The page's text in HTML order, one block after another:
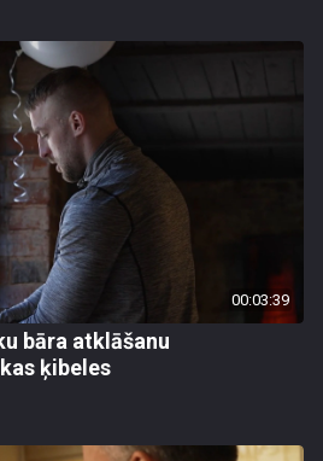
00:03:39
bāra atklāšanu
ķibeles